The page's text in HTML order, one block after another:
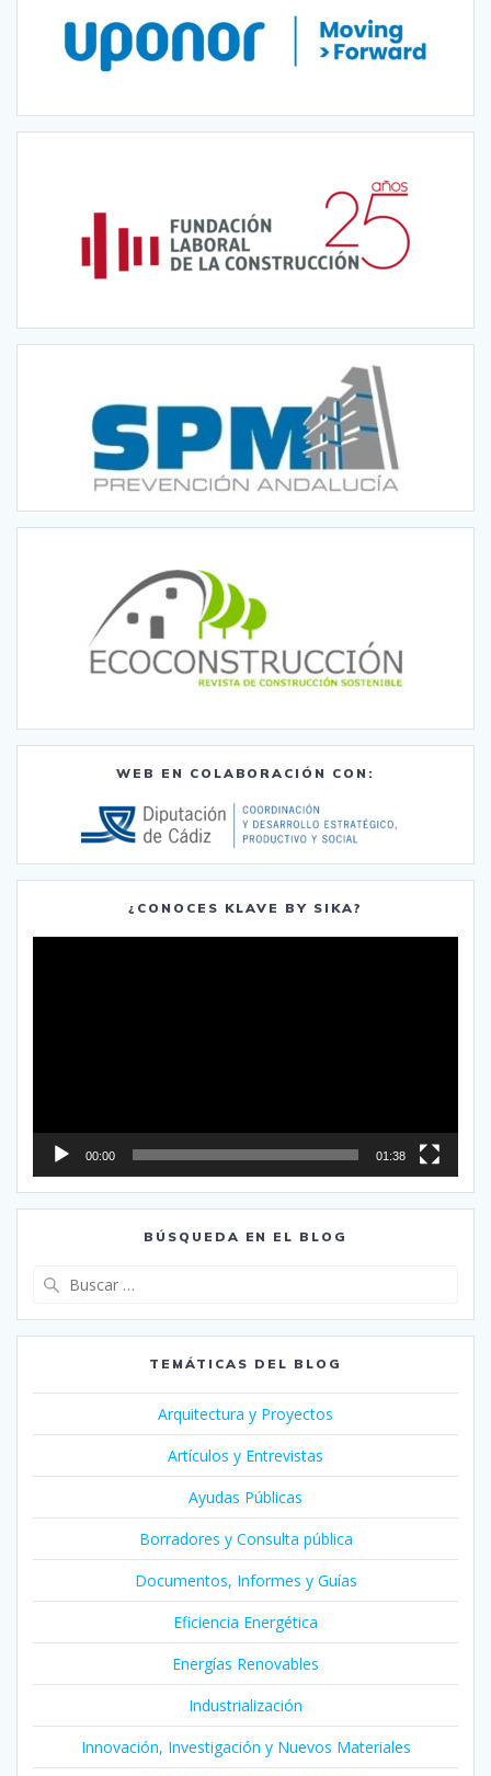
WEB EN COLABORACIÓN CON:
¿CONOCES KLAVE BY SIKA?
00:00 01:38
BÚSQUEDA EN EL BLOG
TEMÁTICAS DEL BLOG
Arquitectura y Proyectos
Artículos y Entrevistas
Ayudas Públicas
Borradores y Consulta pública
Documentos, Informes y Guías
Eficiencia Energética
Energías Renovables
Industrialización
Innovación, Investigación y Nuevos Materiales